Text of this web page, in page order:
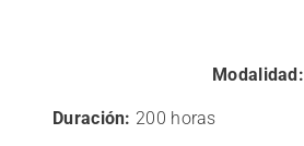
Modalidad:
Duración: 200 horas